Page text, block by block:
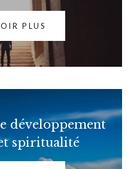
PLUS
développement
spiritualité